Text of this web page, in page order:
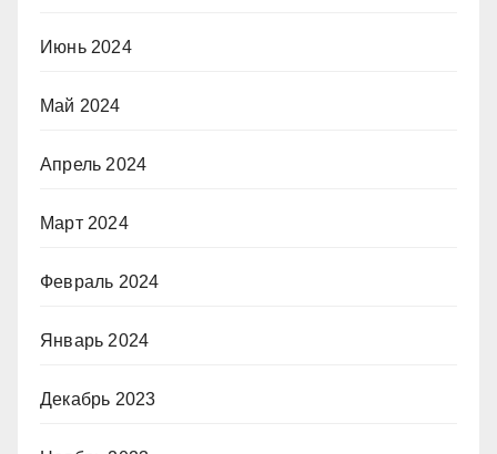
Июнь 2024
Май 2024
Апрель 2024
Март 2024
Февраль 2024
Январь 2024
Декабрь 2023